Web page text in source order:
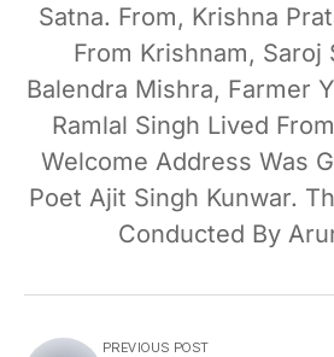
Satna. From, Krishna
From Krishnam, Saroj
Balendra Mishra, Farmer
Ramlal Singh Lived
Welcome Address Was
Poet Ajit Singh Kunwar.
Conducted By
PREVIOUS POST